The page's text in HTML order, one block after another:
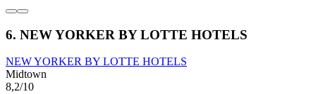
6. NEW YORKER BY LOTTE HOTELS
NEW YORKER BY LOTTE HOTELS
Midtown
8,2/10